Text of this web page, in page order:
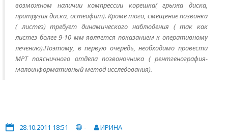
возможном наличии компрессии корешка( грыжа диска,
протрузия диска, остеофит). Кроме того, смещение позвонка
( листез) требует динамического наблюдения ( так как
листез более 9-10 мм является показанием к оперативному
лечению).Поэтому, в первую очередь, необходимо провести
МРТ поясничного отдела позвоночника ( рентгенография-
малоинформативный метод исследования).
28.10.2011 18:51 -
ИРИНА